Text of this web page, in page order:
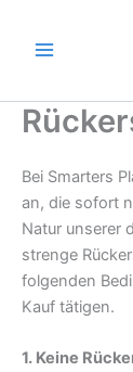
Bei Smarters
an, die sofort
Natur unserer
strenge
folgenden
Kauf tätigen.
1. Keine